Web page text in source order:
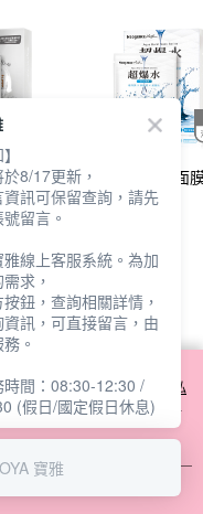
生態亮
霓淨思超爆水面
清爽保濕
方式之詳情，及若您不希
設定，請參閱本網站「
隱私
示您同意本公司得按本網站使
8/17更新，
訊可保留查詢，請先
留言。
線上客服系統。為加
求，
鈕，查詢相關詳情，
訊，可直接留言，由
。
間：08:30-12:30 /
(假日/國定假日休息)
寶雅